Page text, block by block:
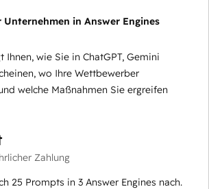
Unternehmen in Answer Engines
Ihnen, wie Sie in ChatGPT, Gemini
wo Ihre Wettbewerber
welche Maßnahmen Sie ergreifen
Zahlung
25 Prompts in 3 Answer Engines nach.